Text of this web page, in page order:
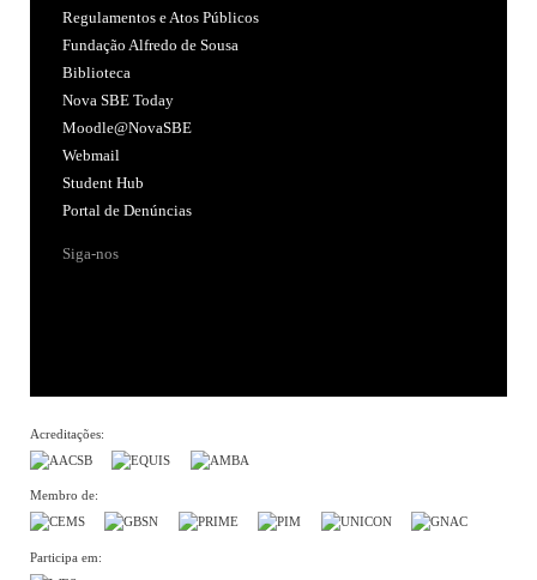
Regulamentos e Atos Públicos
Fundação Alfredo de Sousa
Biblioteca
Nova SBE Today
Moodle@NovaSBE
Webmail
Student Hub
Portal de Denúncias
Siga-nos
Acreditações:
Membro de:
Participa em: